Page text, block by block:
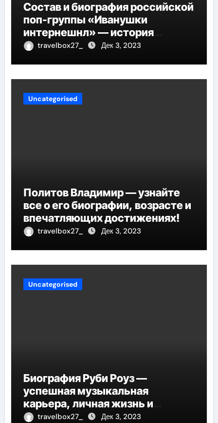
Состав и биография российской
поп-группы «Иванушки
интернешнл» — история
успеха, музыка и судьбы
travelbox27_ Дек 3, 2023
Uncategorised
Политов Владимир — узнайте
все о его биографии, возрасте и
впечатляющих достижениях!
travelbox27_ Дек 3, 2023
Uncategorised
Биография Руби Роуз —
успешная музыкальная
карьера, личная жизнь и
знаковые достижения
travelbox27_ Дек 3, 2023